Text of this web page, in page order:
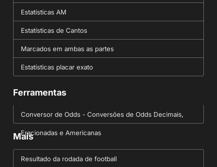
Estatísticas AM
Estatísticas de Cantos
Marcados em ambas as partes
Estatísticas placar exato
Ferramentas
Conversor de Odds - Conversões de Odds Decimais,
Fracionadas e Americanas
Mais
Resultado da rodada de football